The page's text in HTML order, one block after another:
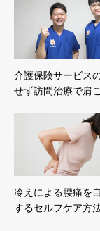
介護保険サービス
せず訪問治療で肩
冷えによる腰痛を
するセルフケア方